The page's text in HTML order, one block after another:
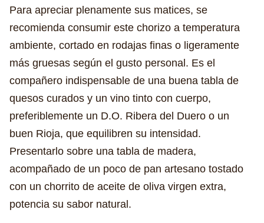
Para apreciar plenamente sus matices, se
recomienda consumir este chorizo a temperatura
ambiente, cortado en rodajas finas o ligeramente
más gruesas según el gusto personal. Es el
compañero indispensable de una buena tabla de
quesos curados y un vino tinto con cuerpo,
preferiblemente un D.O. Ribera del Duero o un
buen Rioja, que equilibren su intensidad.
Presentarlo sobre una tabla de madera,
acompañado de un poco de pan artesano tostado
con un chorrito de aceite de oliva virgen extra,
potencia su sabor natural.